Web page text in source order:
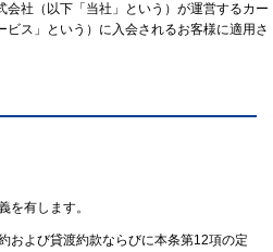
社（以下「当社」という）が運営するカー
ス」という）に入会されるお客様に適用さ
を有します。
および貸渡約款ならびに本条第12項の定